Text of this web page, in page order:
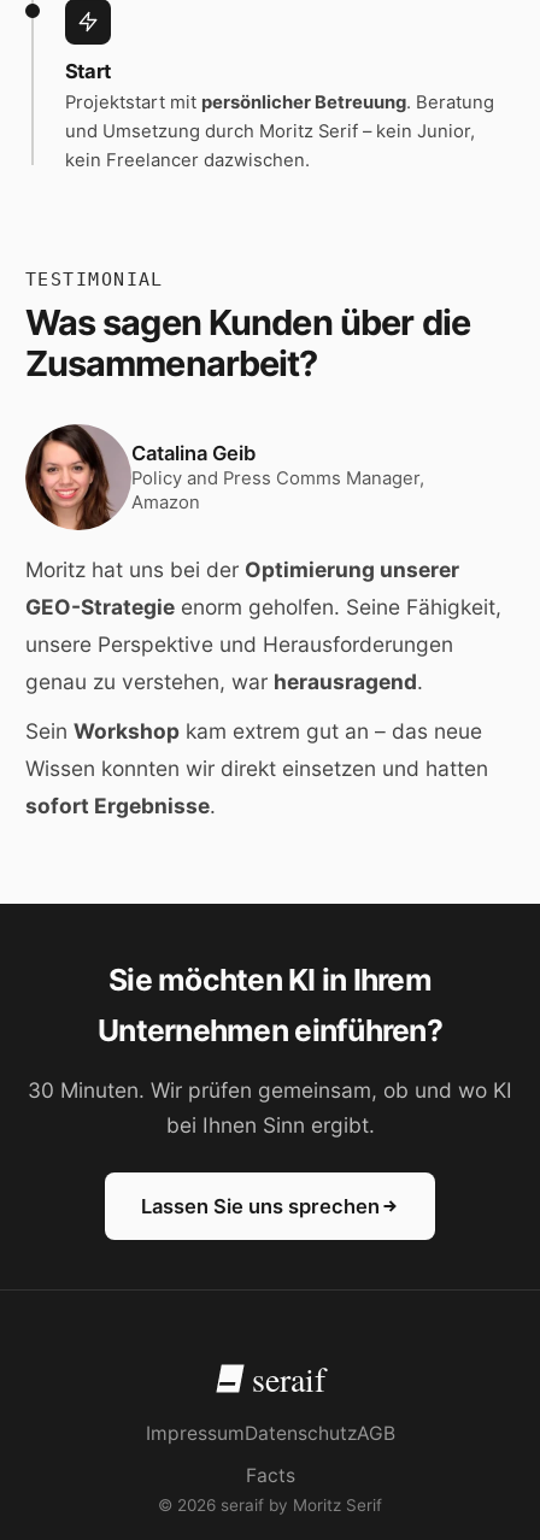
Start
Projektstart mit persönlicher Betreuung. Beratung
und Umsetzung durch Moritz Serif – kein Junior,
kein Freelancer dazwischen.
TESTIMONIAL
Was sagen Kunden über die
Zusammenarbeit?
Catalina Geib
Policy and Press Comms Manager,
Amazon
Moritz hat uns bei der Optimierung unserer
GEO-Strategieenorm geholfen. Seine Fähigkeit,
unsere Perspektive und Herausforderungen
genau zu verstehen, war herausragend.
Sein Workshopkam extrem gut an – das neue
Wissen konnten wir direkt einsetzen und hatten
sofort Ergebnisse.
Sie möchten KI in Ihrem
Unternehmen einführen?
30 Minuten. Wir prüfen gemeinsam, ob und wo KI
bei Ihnen Sinn ergibt.
Lassen Sie uns sprechen
seraif
ImpressumDatenschutzAGB
Facts
© 2026 seraif by Moritz Serif